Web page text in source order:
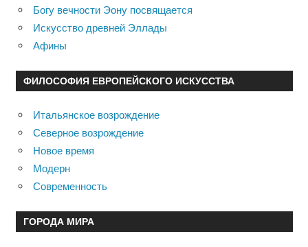
Богу вечности Эону посвящается
Искусство древней Эллады
Афины
ФИЛОСОФИЯ ЕВРОПЕЙСКОГО ИСКУССТВА
Итальянское возрождение
Северное возрождение
Новое время
Модерн
Современность
ГОРОДА МИРА